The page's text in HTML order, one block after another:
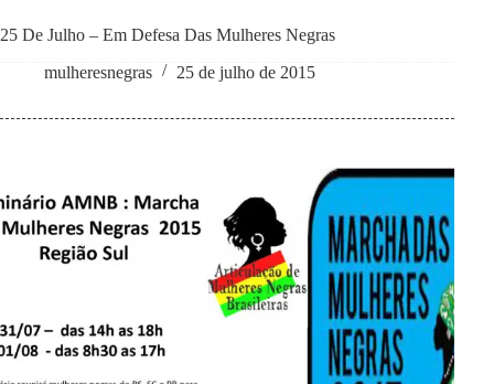
25 De Julho – Em Defesa Das Mulheres Negras
mulheresnegras
25 de julho de 2015